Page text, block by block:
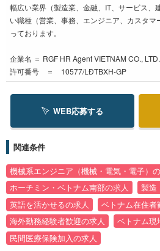
幅広い業界（製造業、金融、IT、サービス、
い職種（営業、事務、エンジニア、カスタ
っております。
企業名 ＝ RGF HR Agent VIETNAM CO.,
許可番号 ＝ 10577/LĐTBXH-GP
WEB応募する
関連条件
機械系エンジニア（機械・電気・電子）
ホーチミン・ベトナム南部の求人
製造
英語を活かせるの求人
ベトナム在住者
海外勤務経験者歓迎の求人
ベトナム現
民間医療保険加入の求人